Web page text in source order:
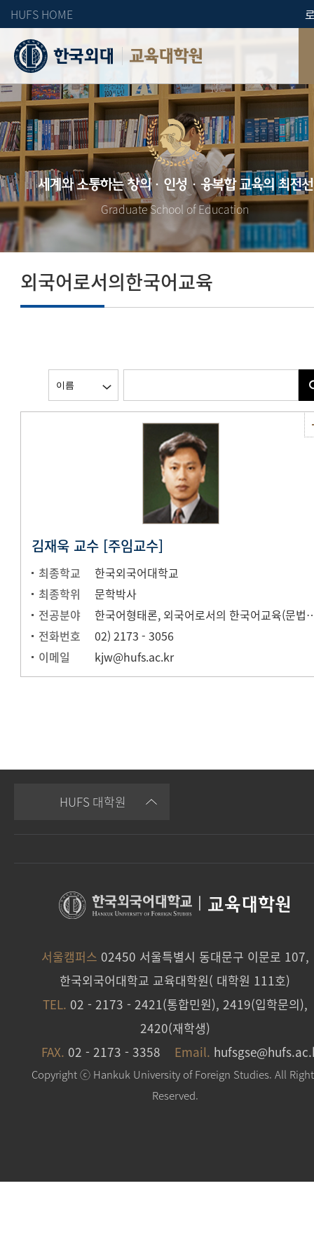
HUFS HOME
교육대학원
세계와 소통하는 창의·인성·융복합 교육의 최전선
Graduate School of Education
외국어로서의한국어교육
김재욱 교수 [주임교수]
최종학교
한국외국어대학교
최종학위
문학박사
전공분야
한국어형태론, 외국
전화번호
02) 2173 - 3056
이메일
kjw@hufs.ac.kr
HUFS 대학원
교육대학원
서울캠퍼스 02450 서울특별시 동대문구 이문로 107,
한국외국어대학교 교육대학원( 대학원 111호)
TEL. 02 - 2173 - 2421(통합민원), 2419(입학문의),
2420(재학생)
FAX. 02 - 2173 - 3358 Email.
Copyright ⓒ Hankuk University of Foreign Studies. All
Reserved.